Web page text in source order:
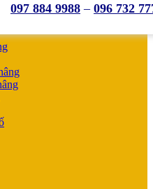
097 884 9988 – 096 732